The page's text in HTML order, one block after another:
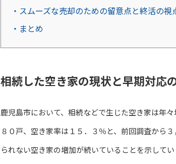
・スムーズな売却のための留意点と終活の視
・まとめ
相続した空き家の現状と早期対応
鹿児島市において、相続などで生じた空き家は年
８０戸、空き家率は１５．３％と、前回調査から
られない空き家の増加が続いていることを示して